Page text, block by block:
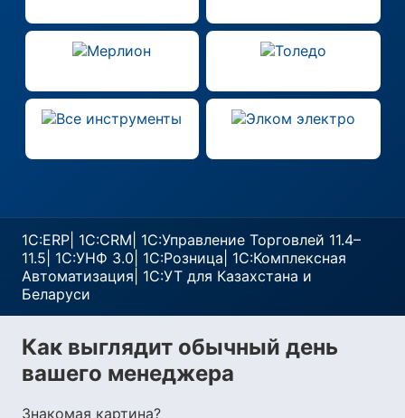
1С:ERP 1С:CRM 1С:Управление Торговлей 11.4–
11.5 1С:УНФ 3.0 1С:Розница 1С:Комплексная
Автоматизация 1С:УТ для Казахстана и
Беларуси
Как выглядит обычный день
вашего менеджера
Знакомая картина?